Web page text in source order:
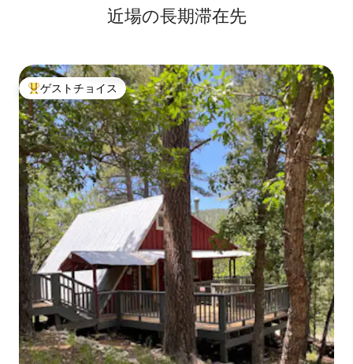
近場の長期滞在先
大好評のゲストチョイスです。
ゲストチョイス